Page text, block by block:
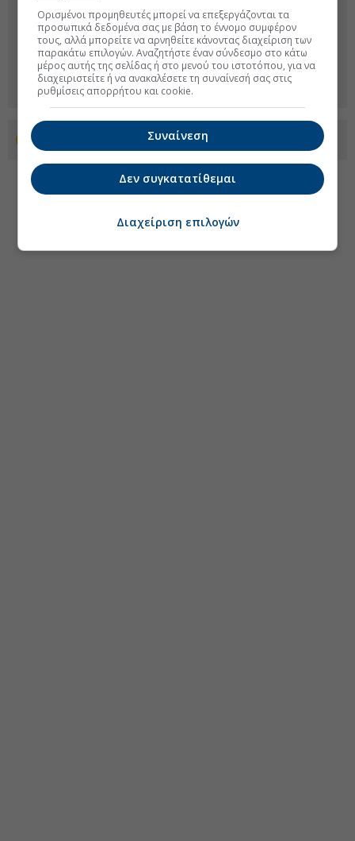
Προσθέστε το euro2day.gr στο Discover
Ορισμένοι προμηθευτές μπορεί να επεξεργάζονται τα
προσωπικά δεδομένα σας με βάση το έννομο συμφέρον
τους, αλλά μπορείτε να αρνηθείτε κάνοντας διαχείριση των
παρακάτω επιλογών. Αναζητήστε έναν σύνδεσμο στο κάτω
μέρος αυτής της σελίδας ή στο μενού του ιστοτόπου, για να
διαχειριστείτε ή να ανακαλέσετε τη συναίνεσή σας στις
ρυθμίσεις απορρήτου και cookie.
Συναίνεση
Δεν συγκατατίθεμαι
Διαχείριση επιλογών